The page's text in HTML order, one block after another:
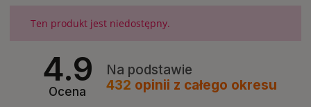
Ten produkt jest niedostępny.
4.9
Ocena
Na podstawie
432 opinii z całego okresu